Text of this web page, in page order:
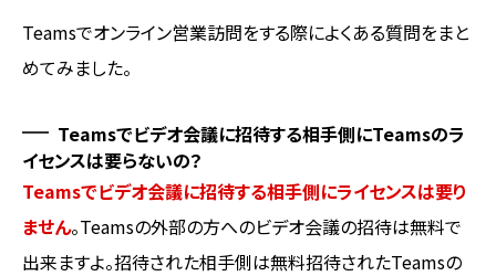
Teamsでオンライン営業訪問をする際によくある質問をまと
めてみました。
Teamsでビデオ会議に招待する相手側にTeamsのラ
イセンスは要らないの？
Teamsでビデオ会議に招待する相手側にライセンスは要り
ません。Teamsの外部の方へのビデオ会議の招待は無料で
出来ますよ。招待された相手側は無料招待されたTeamsの